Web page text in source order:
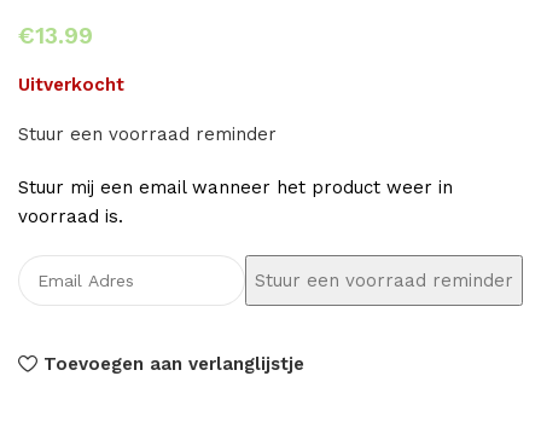
€
Uitverkocht
Stuur een voorraad reminder
Stuur mij een email wanneer het product weer in
voorraad is.
Toevoegen aan verlanglijstje